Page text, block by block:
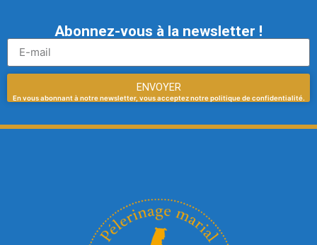
Abonnez-vous à la newsletter !
ENVOYER
En vous abonnant à notre newsletter, vous acceptez notre politique de confidentialité.